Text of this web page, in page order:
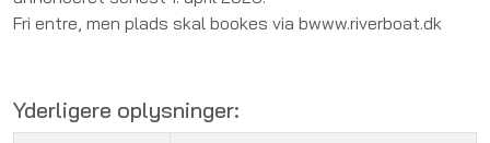
Fri entre, men plads skal bookes via bwww.riverboat.dk
Yderligere oplysninger: